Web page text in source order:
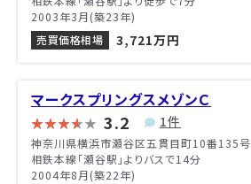
2003年3月(築23年)
売買価格相場
3,721万円
マークスプリングスメゾンＣ
3.2 1件
神奈川県横浜市瀬谷区五貫目町10番135号
相鉄本線「瀬谷駅」よりバスで14分
2004年8月(築22年)